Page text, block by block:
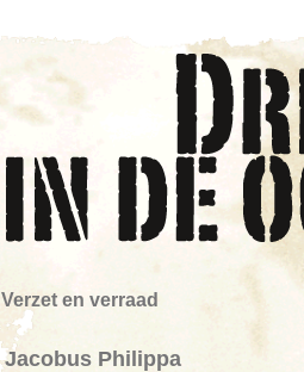
Verzet en verraad
Jacobus Philippa